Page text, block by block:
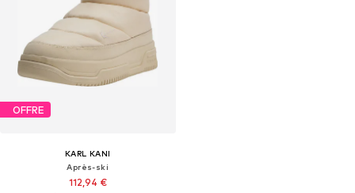
OFFRE
KARL KANI
Après-ski
112,94 €